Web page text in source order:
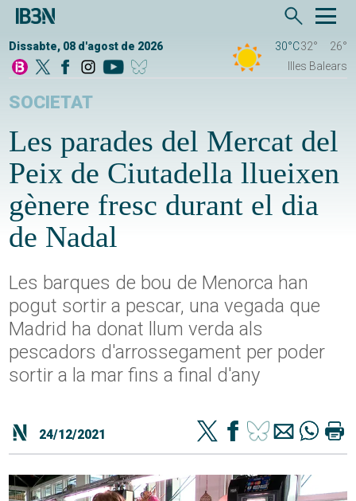
Dissabte, 08 d'agost de 2026 30°C32°
26°
Illes Balears
SOCIETAT
Les parades del Mercat del
Peix de Ciutadella llueixen
gènere fresc durant el dia
de Nadal
Les barques de bou de Menorca han
pogut sortir a pescar, una vegada que
Madrid ha donat llum verda als
pescadors d'arrossegament per poder
sortir a la mar fins a final d'any
24/12/2021